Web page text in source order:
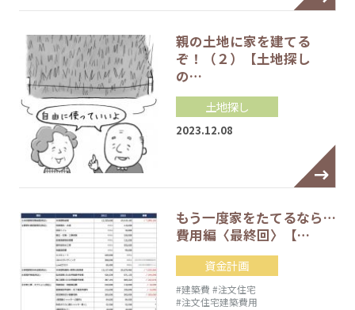
親の土地に家を建てる
ぞ！（２）【土地探し
の…
土地探し
2023.12.08
もう一度家をたてるなら…
費用編〈最終回〉【…
資金計画
#建築費 #注文住宅
#注文住宅建築費用